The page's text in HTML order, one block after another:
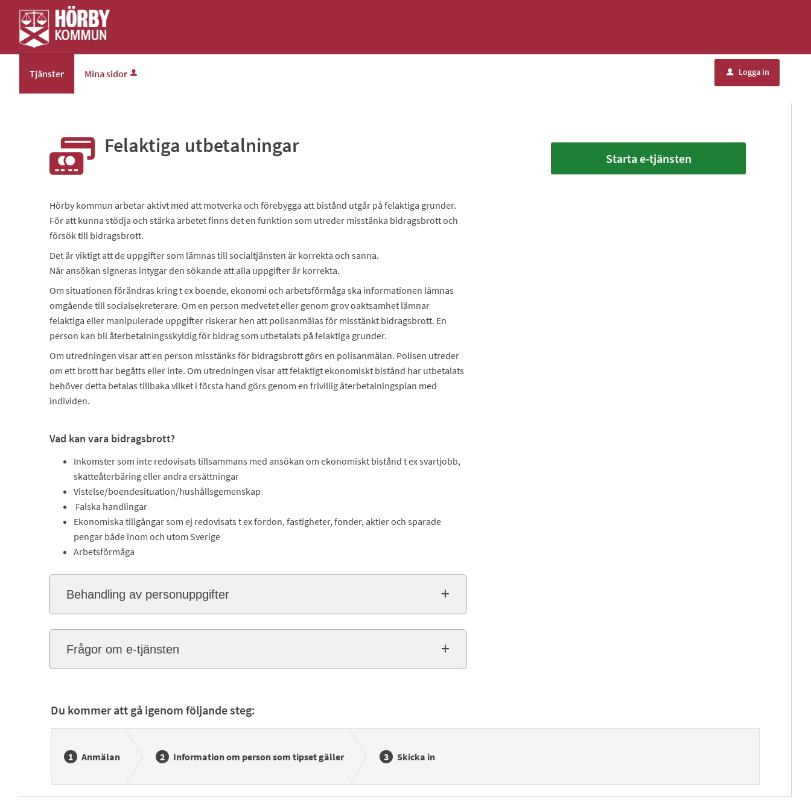
Välkommen
Hörby
kommuns
tjänster
Tjänster Mina sidor u Logga in
Felaktiga utbetalningar
Hörby kommun arbetar aktivt med att motverka och förebygga att bistånd utgår på felaktiga grunder.
För att kunna stödja och stärka arbetet finns det en funktion som utreder misstänka bidragsbrott och
försök till bidragsbrott.
Det är viktigt att de uppgifter som lämnas till socialtjänsten är korrekta och sanna.
När ansökan signeras intygar den sökande att alla uppgifter är korrekta.
Om situationen förändras kring t ex boende, ekonomi och arbetsförmåga ska informationen lämnas
omgående till socialsekreterare. Om en person medvetet eller genom grov oaktsamhet lämnar
felaktiga eller manipulerade uppgifter riskerar hen att polisanmälas för misstänkt bidragsbrott. En
person kan bli återbetalningsskyldig för bidrag som utbetalats på felaktiga grunder.
Om utredningen visar att en person misstänks för bidragsbrott görs en polisanmälan. Polisen utreder
om ett brott har begåtts eller inte. Om utredningen visar att felaktigt ekonomiskt bistånd har utbetalats
behöver detta betalas tillbaka vilket i första hand görs genom en frivillig återbetalningsplan med
individen.
Vad kan vara bidragsbrott?
Inkomster som inte redovisats tillsammans med ansökan om ekonomiskt bistånd t ex svartjobb,
skatteåterbäring eller andra ersättningar
Vistelse/boendesituation/hushållsgemenskap
Falska handlingar
Ekonomiska tillgångar som ej redovisats t ex fordon, fastigheter, fonder, aktier och sparade
pengar både inom och utom Sverige
Arbetsförmåga
Behandling av personuppgifter
Frågor om e-tjänsten
Starta e-tjänsten
Du kommer att gå igenom följande steg:
Anmälan Information om person som tipset gäller Skicka in